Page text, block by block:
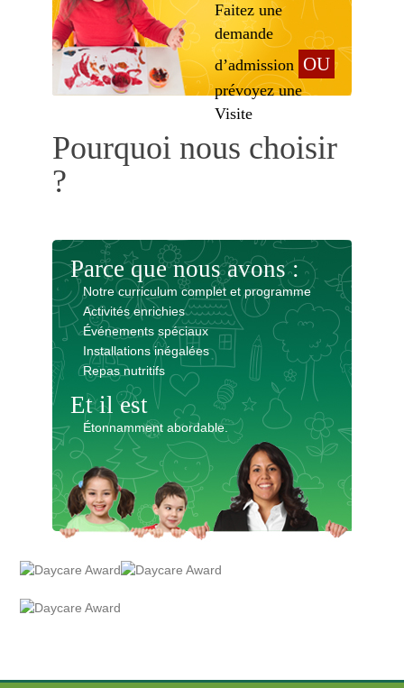
Faitez une
demande
d’admission OU
prévoyez une
Visite
Pourquoi nous choisir
?
Parce que nous avons :
Notre curriculum complet et programme
Activités enrichies
Événements spéciaux
Installations inégalées
Repas nutritifs
Et il est
Étonnamment abordable.